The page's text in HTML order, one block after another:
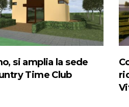
si amplia la sede
Time Club